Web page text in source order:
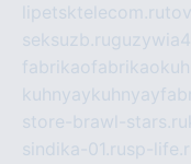
lipetsktelecom.ru
seksuzb.ru
store-brawl-stars.ru
sindika-01.rusp-